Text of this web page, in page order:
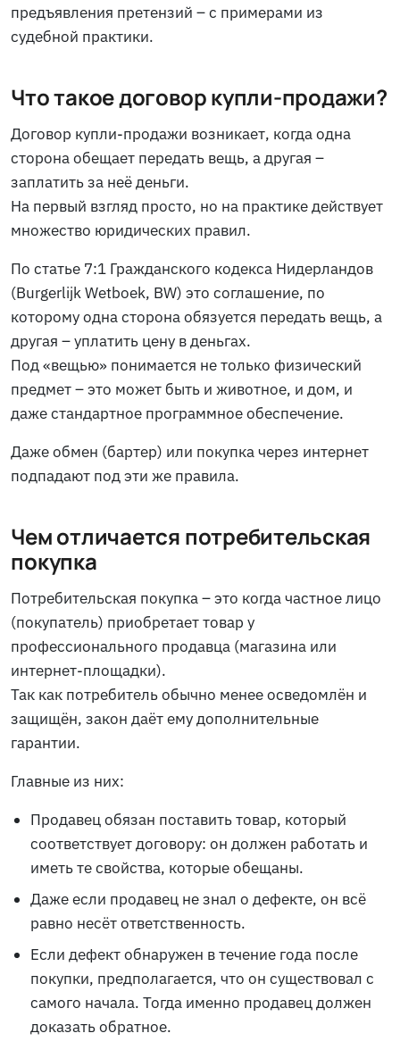
предъявления претензий – с примерами из
судебной практики.
Что такое договор купли-продажи?
Договор купли-продажи возникает, когда одна
сторона обещает передать вещь, а другая –
заплатить за неё деньги.
На первый взгляд просто, но на практике действует
множество юридических правил.
По статье 7:1 Гражданского кодекса Нидерландов
(Burgerlijk Wetboek, BW) это соглашение, по
которому одна сторона обязуется передать вещь, а
другая – уплатить цену в деньгах.
Под «вещью» понимается не только физический
предмет – это может быть и животное, и дом, и
даже стандартное программное обеспечение.
Даже обмен (бартер) или покупка через интернет
подпадают под эти же правила.
Чем отличается потребительская
покупка
Потребительская покупка – это когда частное лицо
(покупатель) приобретает товар у
профессионального продавца (магазина или
интернет-площадки).
Так как потребитель обычно менее осведомлён и
защищён, закон даёт ему дополнительные
гарантии.
Главные из них:
Продавец обязан поставить товар, который
соответствует договору: он должен работать и
иметь те свойства, которые обещаны.
Даже если продавец не знал о дефекте, он всё
равно несёт ответственность.
Если дефект обнаружен в течение года после
покупки, предполагается, что он существовал с
самого начала. Тогда именно продавец должен
доказать обратное.